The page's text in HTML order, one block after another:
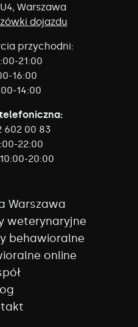
Warszawa
dojazdu
przychodni:
21:00
16:00
14:00
602 00 83
22:00
10:00-20:00
Warszawa
weterynaryjne
behawioralne
online